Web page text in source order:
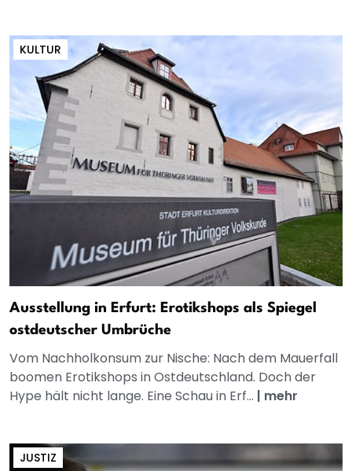
KULTUR
Ausstellung in Erfurt: Erotikshops als Spiegel
ostdeutscher Umbrüche
Vom Nachholkonsum zur Nische: Nach dem Mauerfall
boomen Erotikshops in Ostdeutschland. Doch der
Hype hält nicht lange. Eine Schau in Erf... | mehr
JUSTIZ